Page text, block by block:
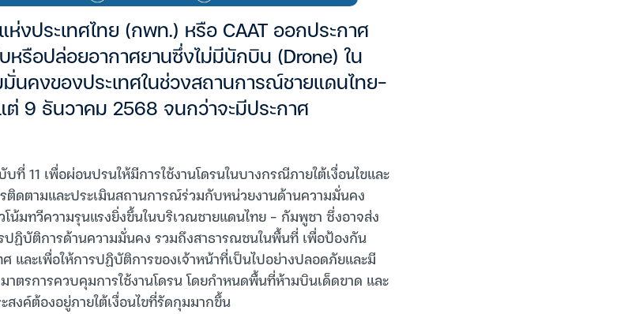
งประเทศไทย (กพท.) หรือ CAAT ออกประกาศ
หรือปล่อยอากาศยานซึ่งไม่มีนักบิน (Drone) ใน
นคงของประเทศในช่วงสถานการณ์ชายแดนไทย–
9 ธันวาคม 2568 จนกว่าจะมีประกาศ
ที่ 11 เพื่อผ่อนปรนให้มีการใช้งานโดรนในบางกรณีภายใต้เงื่อนไขและ
ติดตามและประเมินสถานการณ์ร่วมกับหน่วยงานด้านความมั่นคง
น้มทวีความรุนแรงยิ่งขึ้นในบริเวณชายแดนไทย – กัมพูชา ซึ่งอาจส่ง
ฏิบัติการด้านความมั่นคง รวมถึงสาธารณชนในพื้นที่ เพื่อป้องกัน
และเพื่อให้การปฏิบัติการของเจ้าหน้าที่เป็นไปอย่างปลอดภัยและมี
าตรการควบคุมการใช้งานโดรน โดยกำหนดพื้นที่ห้ามบินเด็ดขาด และ
สงค์ต้องอยู่ภายใต้เงื่อนไขที่รัดกุมมากขึ้น